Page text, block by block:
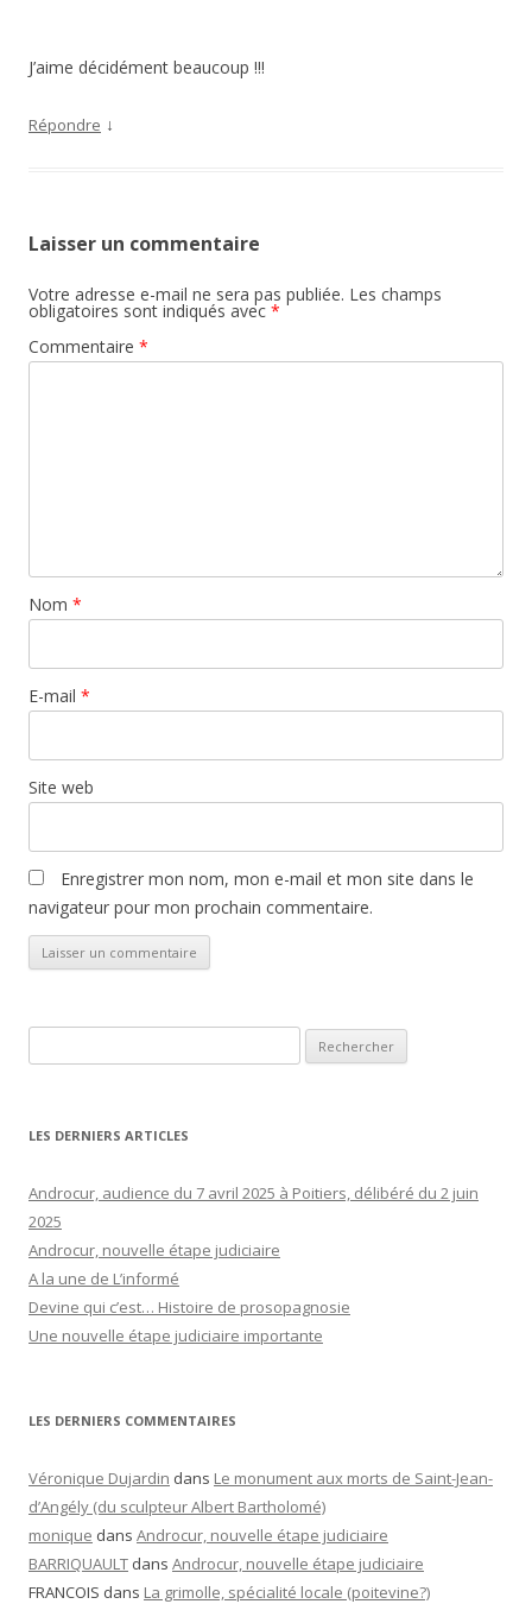
J’aime décidément beaucoup !!!
Répondre ↓
Laisser un commentaire
Votre adresse e-mail ne sera pas publiée. Les champs
obligatoires sont indiqués avec *
Commentaire *
Nom *
E-mail *
Site web
Enregistrer mon nom, mon e-mail et mon site dans le
navigateur pour mon prochain commentaire.
LES DERNIERS ARTICLES
Androcur, audience du 7 avril 2025 à Poitiers, délibéré du 2 juin
2025
Androcur, nouvelle étape judiciaire
A la une de L’informé
Devine qui c’est… Histoire de prosopagnosie
Une nouvelle étape judiciaire importante
LES DERNIERS COMMENTAIRES
Véronique Dujardin dans Le monument aux morts de Saint-Jean-
d’Angély (du sculpteur Albert Bartholomé)
monique dans Androcur, nouvelle étape judiciaire
BARRIQUAULT dans Androcur, nouvelle étape judiciaire
FRANCOIS dans La grimolle, spécialité locale (poitevine?)